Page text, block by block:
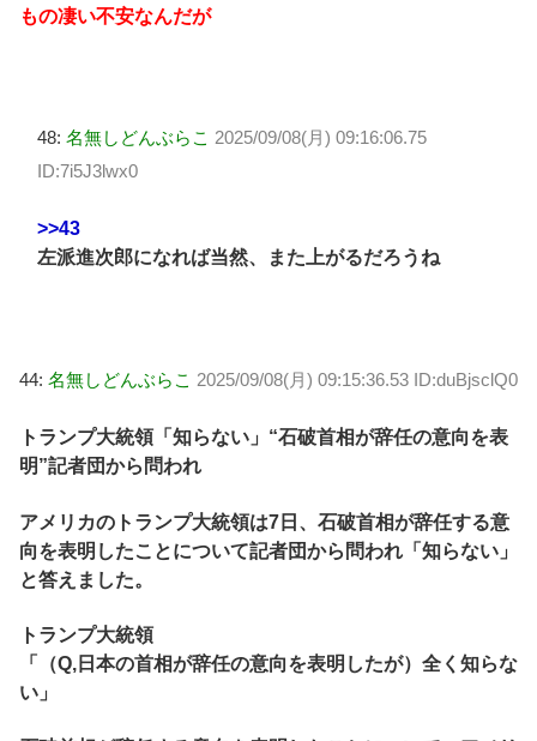
もの凄い不安なんだが
48: 名無しどんぶらこ 2025/09/08(月) 09:16:06.75
ID:7i5J3lwx0
>>43
左派進次郎になれば当然、また上がるだろうね
44: 名無しどんぶらこ 2025/09/08(月) 09:15:36.53 ID:duBjsclQ0
トランプ大統領「知らない」“石破首相が辞任の意向を表
明”記者団から問われ
アメリカのトランプ大統領は7日、石破首相が辞任する意
向を表明したことについて記者団から問われ「知らない」
と答えました。
トランプ大統領
「（Q,日本の首相が辞任の意向を表明したが）全く知らな
い」